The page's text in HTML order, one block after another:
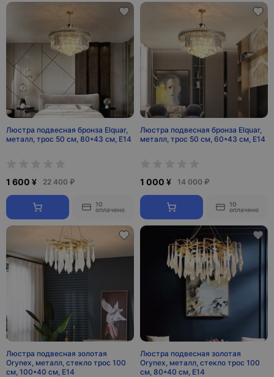
Люстра подвесная бронза Elquar,
металл, трос 50 см, 80*43 см, Е14
1 600 ¥ 22 400 ₽
10
оплачено
Люстра подвесная бронза Elquar,
металл, трос 50 см, 60*43 см, Е14
1 000 ¥ 14 000 ₽
10
оплачено
Люстра подвесная золотая
Orynex, металл, стекло трос 100
см, 100*40 см, E14
Люстра подвесная золотая
Orynex, металл, стекло трос 100
см, 80*40 см, E14